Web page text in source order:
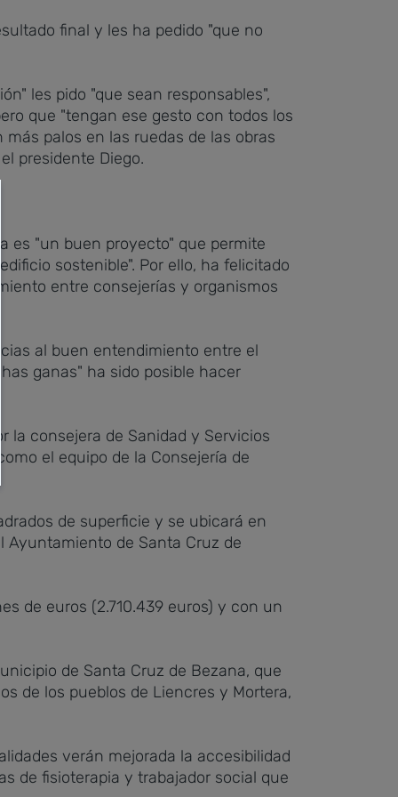
final y les ha pedido "que no
les pido "que sean responsables",
que "tengan ese gesto con todos los
palos en las ruedas de las obras
presidente Diego.
es "un buen proyecto" que permite
sostenible". Por ello, ha felicitado
entre consejerías y organismos
al buen entendimiento entre el
ganas" ha sido posible hacer
la consejera de Sanidad y Servicios
el equipo de la Consejería de
de superficie y se ubicará en
Ayuntamiento de Santa Cruz de
de euros (2.710.439 euros) y con un
de Santa Cruz de Bezana, que
de los pueblos de Liencres y Mortera,
verán mejorada la accesibilidad
de fisioterapia y trabajador social que